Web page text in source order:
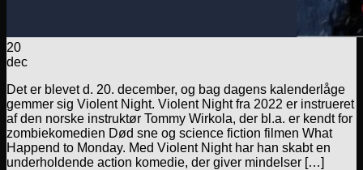
20
dec
Det er blevet d. 20. december, og bag dagens kalenderlåge
gemmer sig Violent Night. Violent Night fra 2022 er instrueret
af den norske instruktør Tommy Wirkola, der bl.a. er kendt for
zombiekomedien Død sne og science fiction filmen What
Happend to Monday. Med Violent Night har han skabt en
underholdende action komedie, der giver mindelser […]